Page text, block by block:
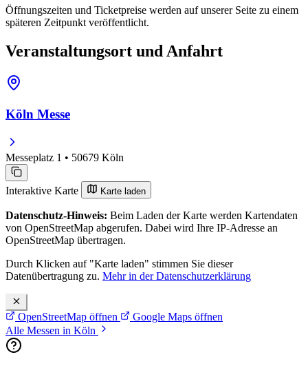
Öffnungszeiten und Ticketpreise werden auf unserer Seite zu einem
späteren Zeitpunkt veröffentlicht.
Veranstaltungsort und Anfahrt
Köln Messe
Messeplatz 1 • 50679 Köln
Interaktive Karte Karte laden
Datenschutz-Hinweis: Beim Laden der Karte werden Kartendaten
von OpenStreetMap abgerufen. Dabei wird Ihre IP-Adresse an
OpenStreetMap übertragen.
Durch Klicken auf "Karte laden" stimmen Sie dieser
Datenübertragung zu. Mehr in der Datenschutzerklärung
OpenStreetMap öffnen
Google Maps öffnen
Alle Messen in Köln